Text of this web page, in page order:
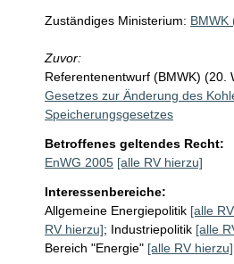
Zuständiges Ministerium: BMWK
Zuvor:
Referentenentwurf (BMWK) (20.
Gesetzes zur Änderung des
Speicherungsgesetzes
Betroffenes geltendes Recht:
EnWG 2005 [alle RV hierzu]
Interessenbereiche:
Allgemeine Energiepolitik [alle
RV hierzu]; Industriepolitik [alle
Bereich "Energie" [alle RV hierzu]